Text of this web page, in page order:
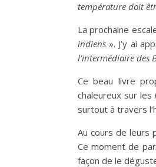
température doit
La prochaine
indiens ». J’y ai
l’intermédiaire des
Ce beau livre
chaleureux sur les
surtout à travers
Au cours de leurs
Ce moment de
façon de le